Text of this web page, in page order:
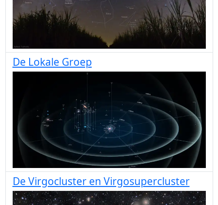
De Lokale Groep
De Virgocluster en Virgosupercluster